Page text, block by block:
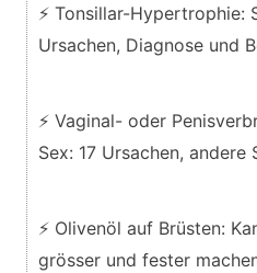
⚡ Tonsillar-Hypertrophie:
Ursachen, Diagnose und
⚡ Vaginal- oder
Sex: 17 Ursachen, andere
⚡ Olivenöl auf Brüsten:
grösser und fester